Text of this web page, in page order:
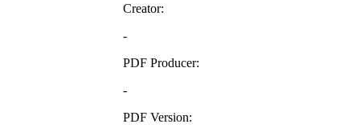
Creator:
-
PDF Producer:
-
PDF Version: